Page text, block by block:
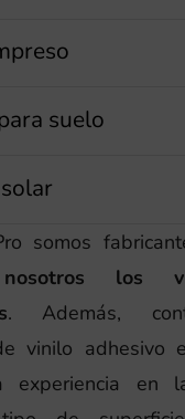
suelo
somos
nosotros los
. Además,
vinilo adhesivo
experiencia en